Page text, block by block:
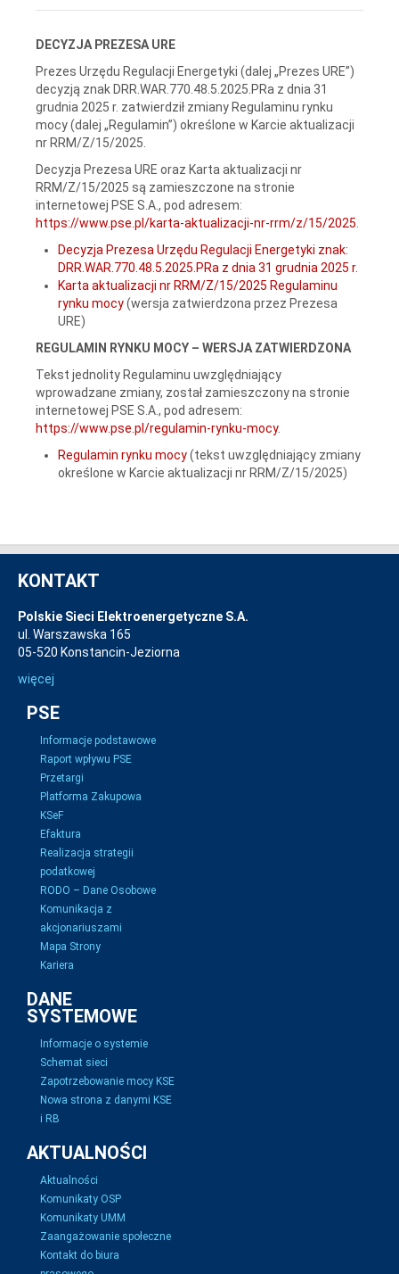
DECYZJA PREZESA URE
Prezes Urzędu Regulacji Energetyki (dalej „Prezes URE”)
decyzją znak DRR.WAR.770.48.5.2025.PRa z dnia 31
grudnia 2025 r. zatwierdził zmiany Regulaminu rynku
mocy (dalej „Regulamin”) określone w Karcie aktualizacji
nr RRM/Z/15/2025.
Decyzja Prezesa URE oraz Karta aktualizacji nr
RRM/Z/15/2025 są zamieszczone na stronie
internetowej PSE S.A., pod adresem:
https://www.pse.pl/karta-aktualizacji-nr-rrm/z/15/2025
Decyzja Prezesa Urzędu Regulacji Energetyki znak:
DRR.WAR.770.48.5.2025.PRa z dnia 31 grudnia 2025 r.
Karta aktualizacji nr RRM/Z/15/2025 Regulaminu
rynku mocy(wersja zatwierdzona przez Prezesa
URE)
REGULAMIN RYNKU MOCY – WERSJA ZATWIERDZONA
Tekst jednolity Regulaminu uwzględniający
wprowadzane zmiany, został zamieszczony na stronie
internetowej PSE S.A., pod adresem:
https://www.pse.pl/regulamin-rynku-mocy.
Regulamin rynku mocy(tekst uwzględniający zmiany
określone w Karcie aktualizacji nr RRM/Z/15/2025)
KONTAKT
Polskie Sieci Elektroenergetyczne S.A.
ul. Warszawska 165
05-520 Konstancin-Jeziorna
więcej
PSE
Informacje podstawowe
Raport wpływu PSE
Przetargi
Platforma Zakupowa
KSeF
Efaktura
Realizacja strategii
podatkowej
RODO – Dane Osobowe
Komunikacja z
akcjonariuszami
Mapa Strony
Kariera
DANE
SYSTEMOWE
Informacje o systemie
Schemat sieci
Zapotrzebowanie mocy KSE
Nowa strona z danymi KSE
i RB
AKTUALNOŚCI
Aktualności
Komunikaty OSP
Komunikaty UMM
Zaangażowanie społeczne
Kontakt do biura